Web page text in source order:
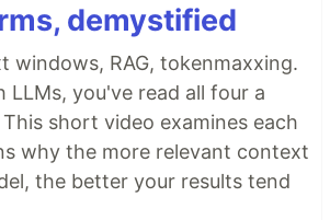
demystified
windows, RAG, tokenmaxxing.
LLMs, you've read all four a
short video examines each
why the more relevant context
the better your results tend